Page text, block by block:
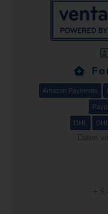
Amazon Payments
DHL
Daten
+